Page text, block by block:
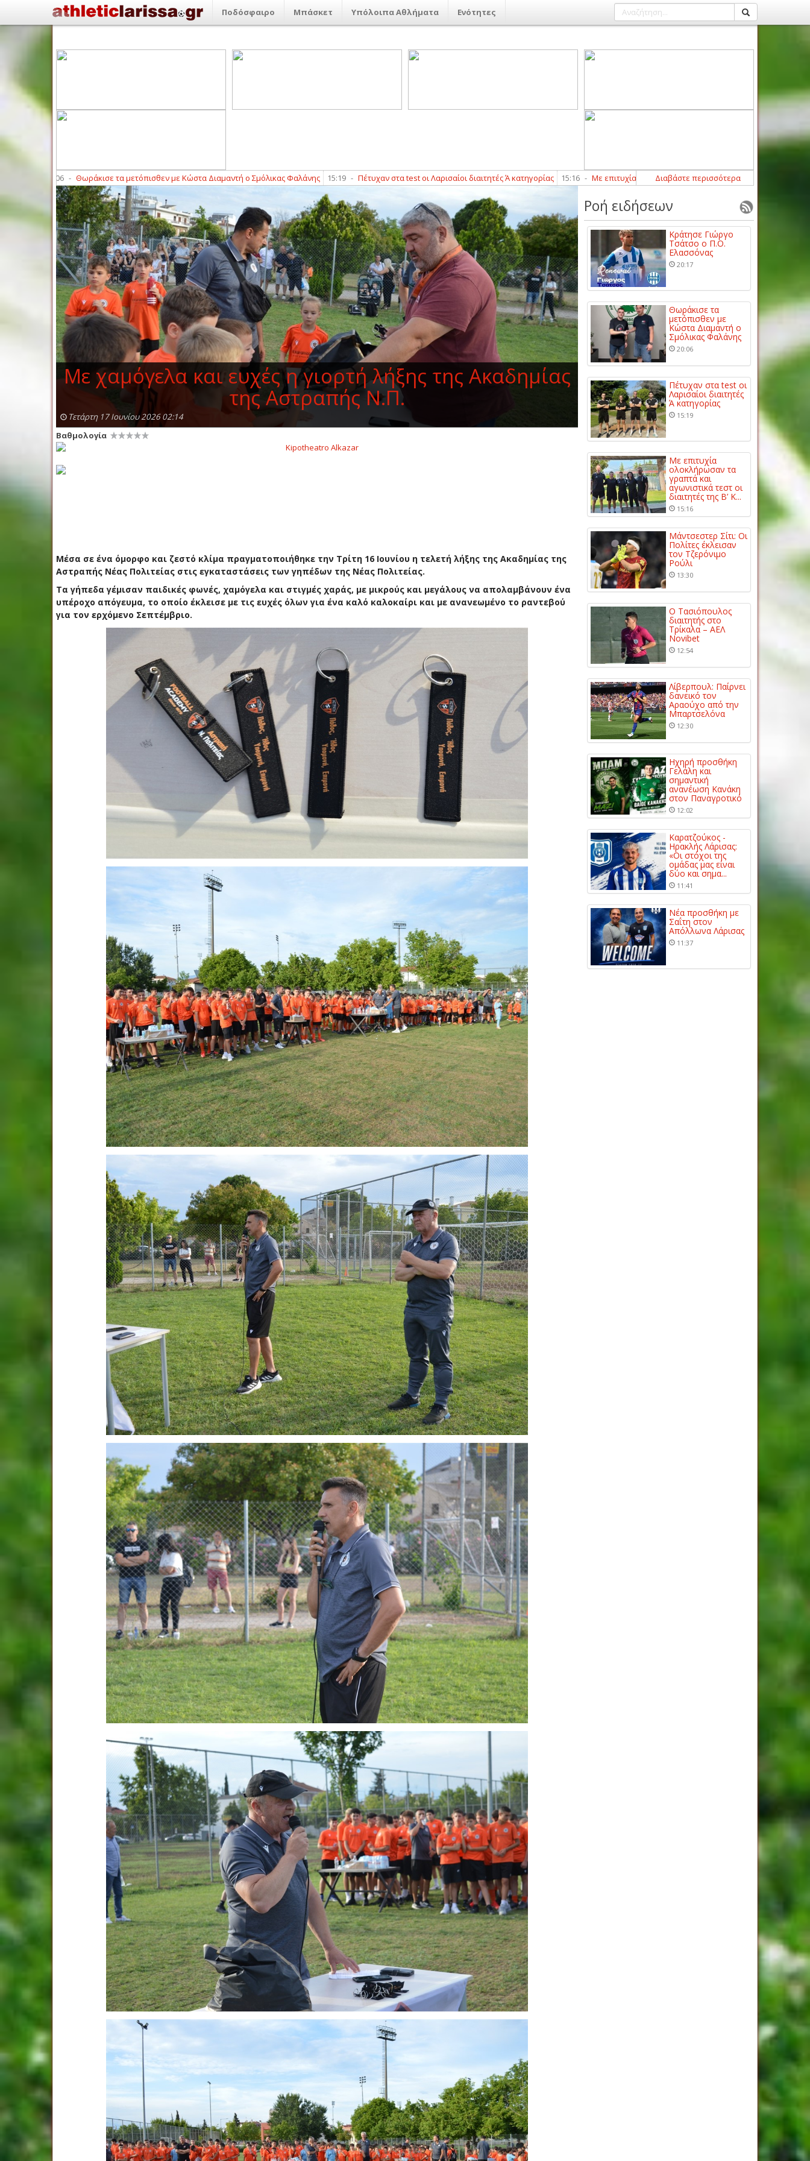
Ποδόσφαιρο Μπάσκετ Υπόλοιπα Αθλήματα Ενότητες
Θωράκισε τα μετόπισθεν με Κώστα Διαμαντή ο Σμόλικας Φαλάνης 15:19 - Πέτυχαν στα test οι Λαρισαίοι διαιτητές Ά κατηγορίας 15:16 - Με επιτυχία ολοκλήρωσαν τα γραπτά και αγωνιστικά τεστ οι διαιτητές της Β’
Διαβάστε περισσότερα
Με χαμόγελα και ευχές η γιορτή λήξης της Ακαδημίας
της Αστραπής Ν.Π.
Τετάρτη 17 Ιουνίου 2026 02:14
Βαθμολογία
Μέσα σε ένα όμορφο και ζεστό κλίμα πραγματοποιήθηκε την Τρίτη 16 Ιουνίου η τελετή λήξης της Ακαδημίας της
Αστραπής Νέας Πολιτείας στις εγκαταστάσεις των γηπέδων της Νέας Πολιτείας.
Τα γήπεδα γέμισαν παιδικές φωνές, χαμόγελα και στιγμές χαράς, με μικρούς και μεγάλους να απολαμβάνουν ένα
υπέροχο απόγευμα, το οποίο έκλεισε με τις ευχές όλων για ένα καλό καλοκαίρι και με ανανεωμένο το ραντεβού
για τον ερχόμενο Σεπτέμβριο.
Ροή ειδήσεων
Κράτησε Γιώργο
Τσάτσο ο Π.Ο.
Ελασσόνας
20:17
Θωράκισε τα
μετόπισθεν με
Κώστα Διαμαντή ο
Σμόλικας Φαλάνης
20:06
Πέτυχαν στα test οι
Λαρισαίοι διαιτητές
Ά κατηγορίας
15:19
Με επιτυχία
ολοκλήρωσαν τα
γραπτά και
αγωνιστικά τεστ οι
διαιτητές της Β’ Κ...
15:16
Μάντσεστερ Σίτι: Οι
Πολίτες έκλεισαν
τον Τζερόνιμο
Ρούλι
13:30
Ο Τασιόπουλος
διαιτητής στο
Τρίκαλα – ΑΕΛ
Novibet
12:54
Λίβερπουλ: Παίρνει
δανεικό τον
Αραούχο από την
Μπαρτσελόνα
12:30
Ηχηρή προσθήκη
Γελάλη και
σημαντική
ανανέωση Κανάκη
στον Παναγροτικό
12:02
Καρατζούκος -
Ηρακλής Λάρισας:
«Οι στόχοι της
ομάδας μας είναι
δύο και σημα...
11:41
Νέα προσθήκη με
Σαΐτη στον
Απόλλωνα Λάρισας
11:37